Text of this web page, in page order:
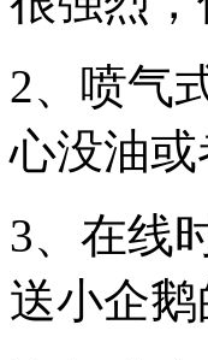
2、喷气
心没油
3、在线
送小企鹅